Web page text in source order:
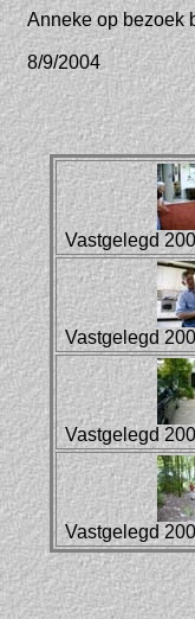
Anneke op bezoek
8/9/2004
Vastgelegd
Vastgelegd
Vastgelegd
Vastgelegd